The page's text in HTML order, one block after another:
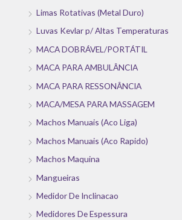
Limas Rotativas (Metal Duro)
Luvas Kevlar p/ Altas Temperaturas
MACA DOBRÁVEL/PORTÁTIL
MACA PARA AMBULÂNCIA
MACA PARA RESSONÂNCIA
MACA/MESA PARA MASSAGEM
Machos Manuais (Aco Liga)
Machos Manuais (Aco Rapido)
Machos Maquina
Mangueiras
Medidor De Inclinacao
Medidores De Espessura